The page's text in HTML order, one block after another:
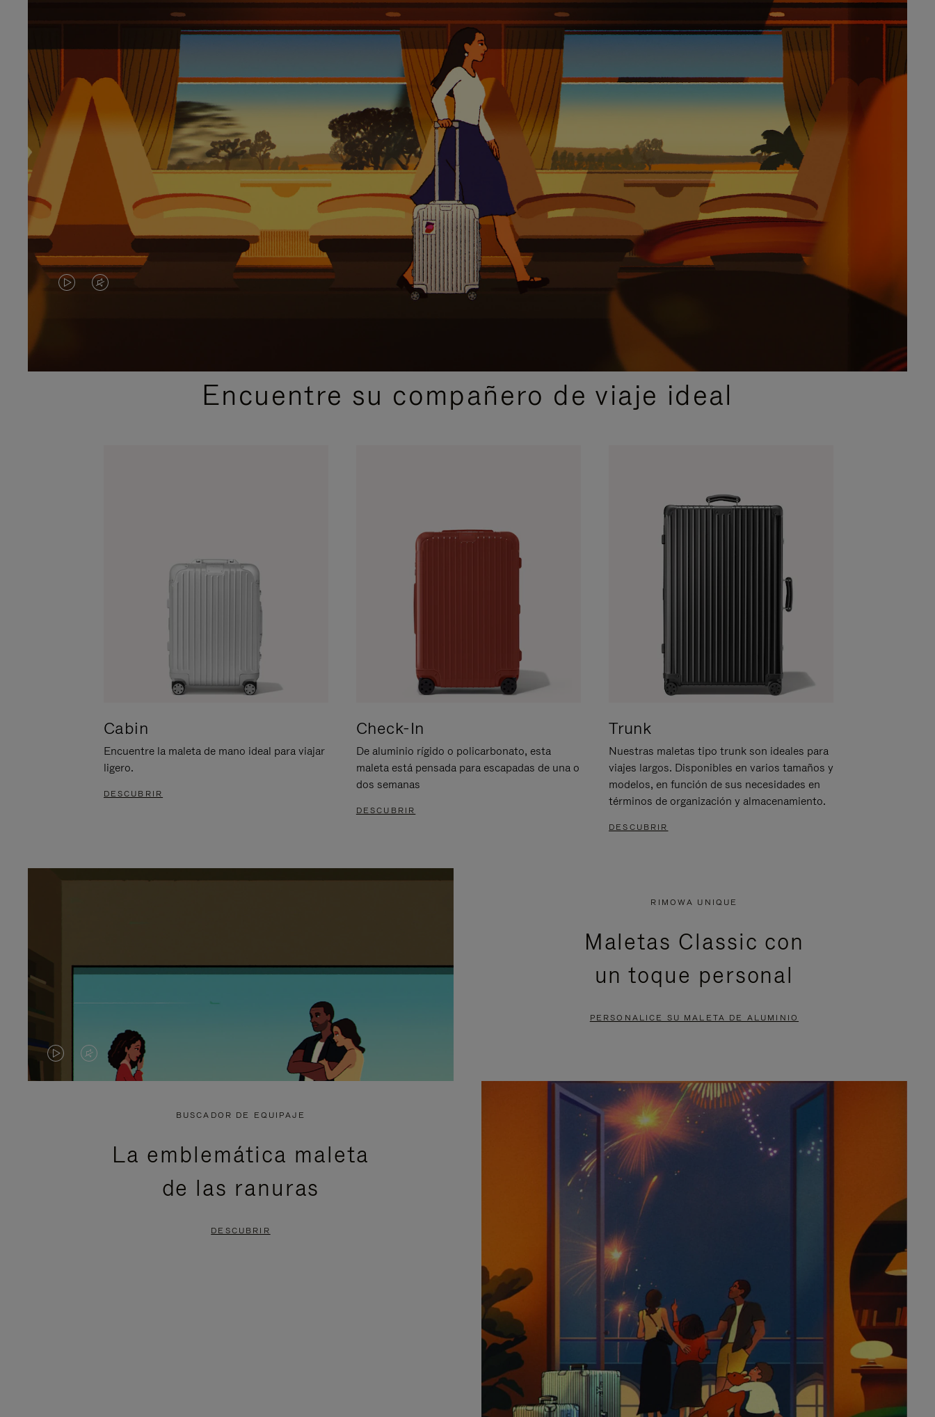
EL
ESTÁ
EL
VÍDEO
Encuentre su compañero de viaje ideal
Cabin
Encuentre la maleta de mano ideal para viajar
ligero.
DESCUBRIR
Check-In
De aluminio rígido o policarbonato, esta
maleta está pensada para escapadas de una o
dos semanas
DESCUBRIR
Trunk
Nuestras maletas tipo trunk son ideales para
viajes largos. Disponibles en varios tamaños y
modelos, en función de sus necesidades en
términos de organización y almacenamiento.
DESCUBRIR
EL
PAUSADO,
EL
ESTÁ
DESACTIVADO:
RIMOWA UNIQUE
Maletas Classic con
un toque personal
PERSONALICE SU MALETA DE ALUMINIO
BUSCADOR DE EQUIPAJE
La emblemática maleta
de las ranuras
DESCUBRIR